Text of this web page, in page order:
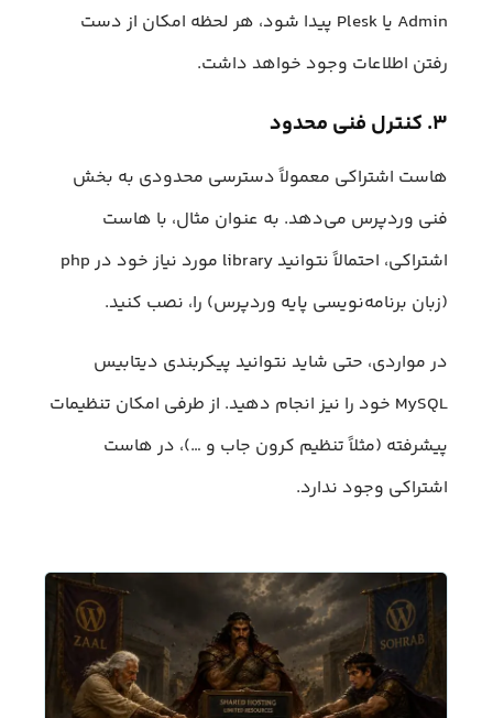
Admin یا Plesk پیدا شود، هر لحظه امکان از دست
رفتن اطلاعات وجود خواهد داشت.
۳. کنترل فنی محدود
هاست اشتراکی معمولاً دسترسی محدودی به بخش
فنی وردپرس می‌دهد. به عنوان مثال، با هاست
اشتراکی، احتمالاً نتوانید library مورد نیاز خود در php
(زبان برنامه‌نویسی پایه وردپرس) را، نصب کنید.
در مواردی، حتی شاید نتوانید پیکربندی دیتابیس
MySQL خود را نیز انجام دهید. از طرفی امکان تنظیمات
پیشرفته (مثلاً تنظیم کرون جاب و …)، در هاست
اشتراکی وجود ندارد.